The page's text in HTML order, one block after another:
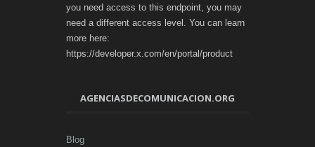
you need access to this endpoint, you may
need a different access level. You can learn
more here:
https://developer.x.com/en/portal/product
AGENCIASDECOMUNICACION.ORG
Blog